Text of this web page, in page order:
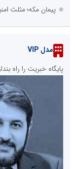
پیمان مکه؛ مثلث
مدل VIP
پایگاه خبریت را راه بنداز